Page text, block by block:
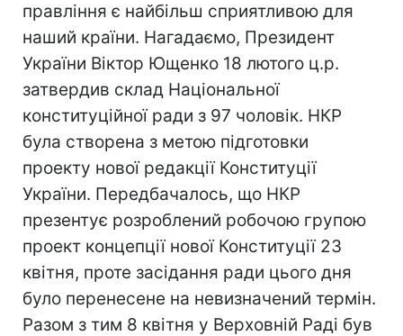
правління є найбільш сприятливою для
наший країни. Нагадаємо, Президент
України Віктор Ющенко 18 лютого ц.р.
затвердив склад Національної
конституційної ради з 97 чоловік. НКР
була створена з метою підготовки
проекту нової редакції Конституції
України. Передбачалось, що НКР
презентує розроблений робочою групою
проект концепції нової Конституції 23
квітня, проте засідання ради цього дня
було перенесене на невизначений термін.
Разом з тим 8 квітня у Верховній Раді був